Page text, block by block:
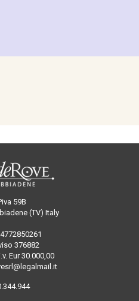
59B
(TV) Italy
376882
Eur 30.000,00